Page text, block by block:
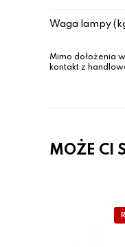
Waga lampy
Mimo dołożenia
kontakt z
MOŻE CI